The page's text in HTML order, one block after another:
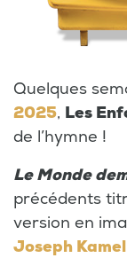
Quelques
2025, Les
de l’hymne !
Le Monde
précédents
version en
Joseph Kamel